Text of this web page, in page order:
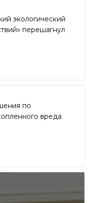
экологический
перешагнул
по
вреда